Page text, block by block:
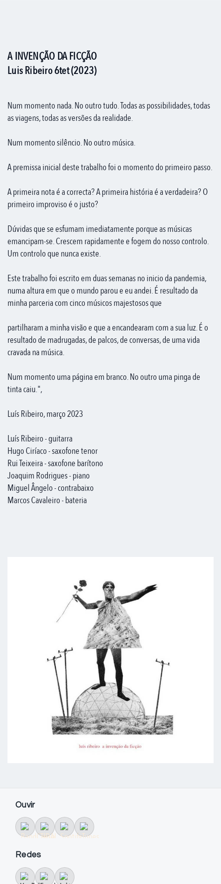
A INVENÇÃO DA FICÇÃO
Luis Ribeiro 6tet (2023)
Num momento nada. No outro tudo. Todas as possibilidades, todas
as viagens, todas as versões da realidade.
Num momento silêncio. No outro música.
A premissa inicial deste trabalho foi o momento do primeiro passo.
A primeira nota é a correcta? A primeira história é a verdadeira? O
primeiro improviso é o justo?
Dúvidas que se esfumam imediatamente porque as músicas
emancipam-se. Crescem rapidamente e fogem do nosso controlo.
Um controlo que nunca existe.
Este trabalho foi escrito em duas semanas no inicio da pandemia,
numa altura em que o mundo parou e eu andei. É resultado da
minha parceria com cinco músicos majestosos que
partilharam a minha visão e que a encandearam com a sua luz. É o
resultado de madrugadas, de palcos, de conversas, de uma vida
cravada na música.
Num momento uma página em branco. No outro uma pinga de
tinta caiu.",
Luís Ribeiro, março 2023
Luís Ribeiro - guitarra
Hugo Ciríaco - saxofone tenor
Rui Teixeira - saxofone barítono
Joaquim Rodrigues - piano
Miguel Ângelo - contrabaixo
Marcos Cavaleiro - bateria
Ouvir
Redes